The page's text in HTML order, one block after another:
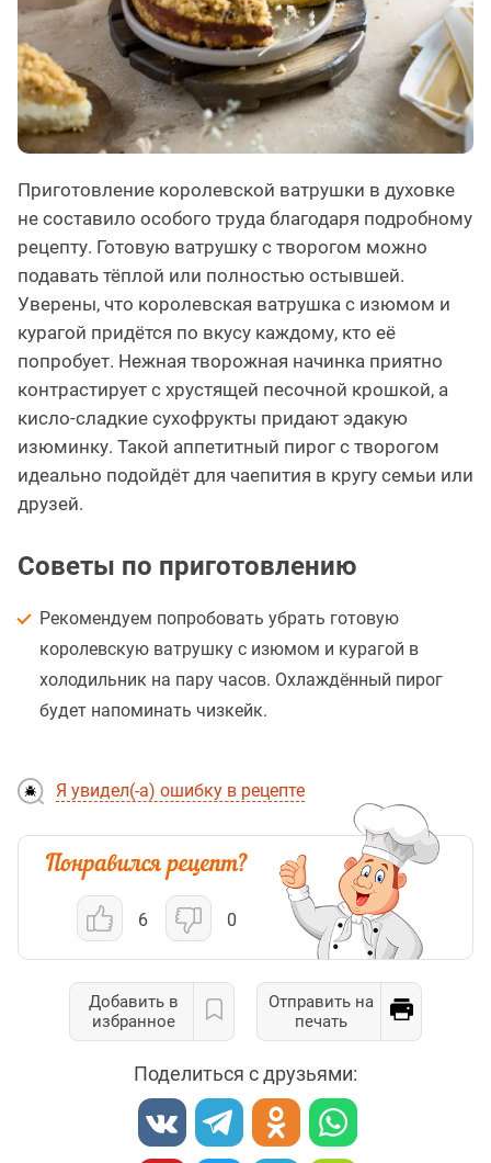
Приготовление королевской ватрушки в духовке
не составило особого труда благодаря подробному
рецепту. Готовую ватрушку с творогом можно
подавать тёплой или полностью остывшей.
Уверены, что королевская ватрушка с изюмом и
курагой придётся по вкусу каждому, кто её
попробует. Нежная творожная начинка приятно
контрастирует с хрустящей песочной крошкой, а
кисло-сладкие сухофрукты придают эдакую
изюминку. Такой аппетитный пирог с творогом
идеально подойдёт для чаепития в кругу семьи или
друзей.
Советы по приготовлению
Рекомендуем попробовать убрать готовую
королевскую ватрушку с изюмом и курагой в
холодильник на пару часов. Охлаждённый пирог
будет напоминать чизкейк.
Я увидел(-а) ошибку в рецепте
6 0
Добавить в
избранное
Отправить на
печать
Поделиться с друзьями: